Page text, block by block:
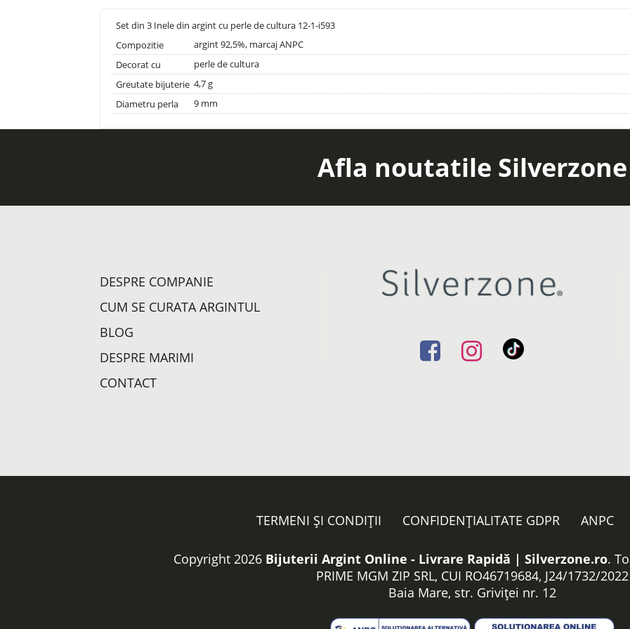
Set din 3 Inele din argint cu perle de cultura 12-1-i593
Compozitie
argint 92,5%, marcaj ANPC
Decorat cu
perle de cultura
Greutate bijuterie 4,7 g
Diametru perla
9 mm
Afla noutatile Silverzone
DESPRE COMPANIE
CUM SE CURATA ARGINTUL
BLOG
DESPRE MARIMI
CONTACT
TERMENI ȘI CONDIȚII CONFIDENȚIALITATE GDPR ANPC
Copyright 2026 Bijuterii Argint Online - Livrare Rapidă | Silverzone.ro.
PRIME MGM ZIP SRL, CUI RO46719684, J24/1732/2022
Baia Mare, str. Griviței nr. 12